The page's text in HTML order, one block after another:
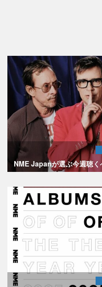
NME Japanが選ぶ今週聴